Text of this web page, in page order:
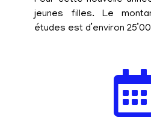
jeunes filles. Le
études est d’environ